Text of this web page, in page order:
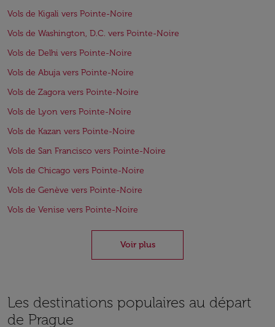
Vols de Kigali vers Pointe-Noire
Vols de Washington, D.C. vers Pointe-Noire
Vols de Delhi vers Pointe-Noire
Vols de Abuja vers Pointe-Noire
Vols de Zagora vers Pointe-Noire
Vols de Lyon vers Pointe-Noire
Vols de Kazan vers Pointe-Noire
Vols de San Francisco vers Pointe-Noire
Vols de Chicago vers Pointe-Noire
Vols de Genève vers Pointe-Noire
Vols de Venise vers Pointe-Noire
Voir plus
Les destinations populaires au départ
de Prague